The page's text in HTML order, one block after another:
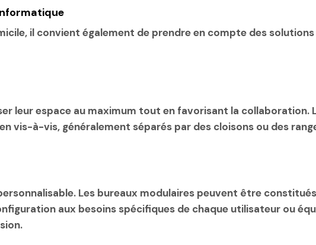
il convient également de prendre en compte des
leur espace au maximum tout en favorisant la collaboration.
vis-à-vis, généralement séparés par des cloisons ou des
Les bureaux modulaires peuvent être
aux besoins spécifiques de chaque utilisateur ou